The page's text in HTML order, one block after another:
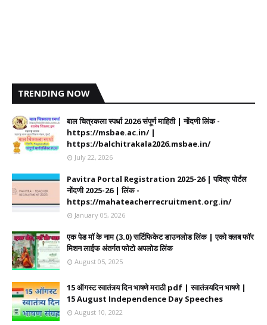
TRENDING NOW
बाल चित्रकला स्पर्धा 2026 संपूर्ण माहिती | नोंदणी लिंक -
https://msbae.ac.in/ |
https://balchitrakala2026.msbae.in/
July 22, 2026
Pavitra Portal Registration 2025-26 | पवित्र पोर्टल
नोंदणी 2025-26 | लिंक -
https://mahateacherrecruitment.org.in/
January 05, 2026
एक पेड मॉ के नाम (3.0) सर्टिफिकेट डाउनलोड लिंक | एको क्लब फॉर
मिशन लाईफ अंतर्गत फोटो अपलोड लिंक
August 05, 2025
15 ऑगस्ट स्वातंत्र्य दिन भाषणे मराठी pdf | स्वातंत्र्यदिन भाषणे |
15 August Independence Day Speeches
August 10, 2022